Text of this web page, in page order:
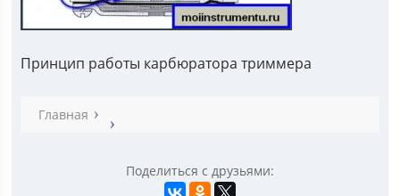
Принцип работы карбюратора триммера
Главная
Поделиться с друзьями: